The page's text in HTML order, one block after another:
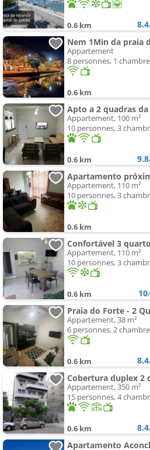
0.6 km 8.4
Nem 1Min da praia
Appartement
8 personnes, 1
0.6 km
Apto a 2 quadras
Appartement, 100 m²
10 personnes, 3
0.6 km 9.8
Appartement, 110 m²
10 personnes, 3
0.6 km
Appartement, 110 m²
10 personnes, 3
0.6 km 10
Appartement, 38 m²
6 personnes, 2
0.6 km 8.4
Cobertura duplex 2
Appartement, 350 m²
15 personnes, 4
0.6 km 8.4
Apartamento